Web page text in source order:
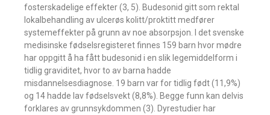
fosterskadelige effekter (3, 5). Budesonid gitt som rektal
lokalbehandling av ulcerøs kolitt/proktitt medfører
systemeffekter på grunn av noe absorpsjon. I det svenske
medisinske fødselsregisteret finnes 159 barn hvor mødre
har oppgitt å ha fått budesonid i en slik legemiddelform i
tidlig graviditet, hvor to av barna hadde
misdannelsesdiagnose. 19 barn var for tidlig født (11,9%)
og 14 hadde lav fødselsvekt (8,8%). Begge funn kan delvis
forklares av grunnsykdommen (3). Dyrestudier har